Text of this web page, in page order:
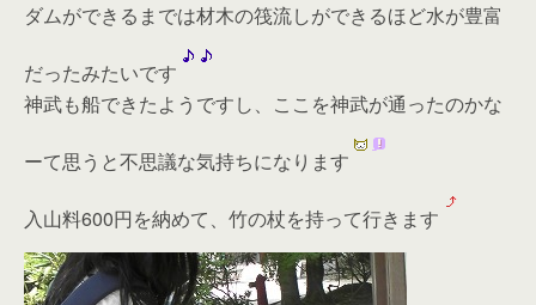
ダムができるまでは材木の筏流しができるほど水が豊富
だったみたいです
神武も船できたようですし、ここを神武が通ったのかな
ーて思うと不思議な気持ちになります
入山料600円を納めて、竹の杖を持って行きます